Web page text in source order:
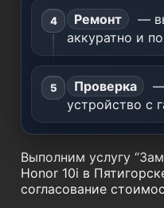
Ремонт
—
аккуратно и
Проверка
—
устройство с
Выполним услугу
Honor 10i в
согласование